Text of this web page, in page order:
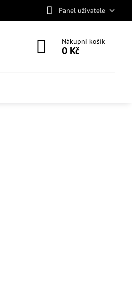
Panel uživatele
Nákupní košík
0 Kč